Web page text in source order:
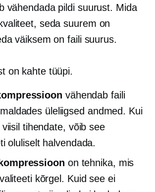
vähendada pildi suurust. Mida
seda suurem on
väiksem on faili suurus.
on kahte tüüpi.
vähendab faili
üleliigsed andmed. Kui
tihendate, võib see
oluliselt halvendada.
on tehnika, mis
kõrgel. Kuid see ei